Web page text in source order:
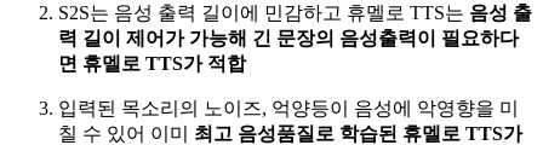
S2S는 음성 출력 길이에 민감하고 휴멜로 TTS는 음성 출
력 길이 제어가 가능해 긴 문장의 음성출력이 필요하다
면 휴멜로 TTS가 적합
입력된 목소리의 노이즈, 억양등이 음성에 악영향을 미
칠 수 있어 이미 최고 음성품질로 학습된 휴멜로 TTS가